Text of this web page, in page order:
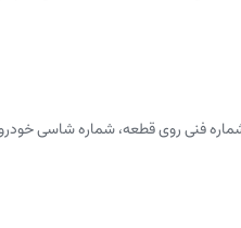
شماره فنی روی قطعه، شماره شاسی